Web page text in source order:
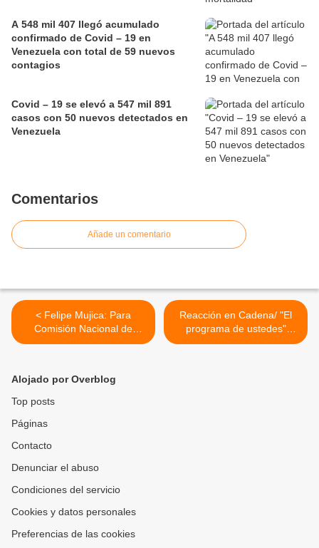
A 548 mil 407 llegó acumulado
confirmado de Covid – 19 en
Venezuela con total de 59 nuevos
contagios
Covid – 19 se elevó a 547 mil 891
casos con 50 nuevos detectados en
Venezuela
Comentarios
Añade un comentario
< Felipe Mujica: Para
Comisión Nacional de
Primaria es clave un
participación posible
Reacción en Cadena/ "El
programa de ustedes"
desde Valencia por Max
Alojado por Overblog
Top posts
Páginas
Contacto
Denunciar el abuso
Condiciones del servicio
Cookies y datos personales
Preferencias de las cookies